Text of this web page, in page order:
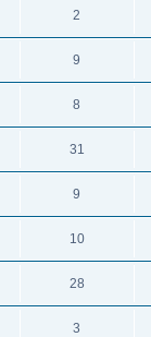
2
9
8
31
9
10
28
3